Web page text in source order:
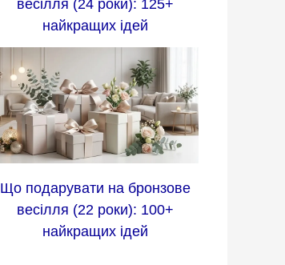
весілля (24 роки): 125+
найкращих ідей
Що подарувати на бронзове
весілля (22 роки): 100+
найкращих ідей